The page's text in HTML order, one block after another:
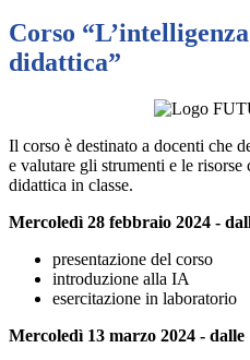
Corso
didattica”
Il corso è destinato a docenti che
e valutare gli strumenti e le
didattica in classe.
Mercoledì 28 febbraio 2024 -
presentazione del corso
introduzione alla IA
esercitazione in laboratorio
Mercoledì 13 marzo 2024 - dalle